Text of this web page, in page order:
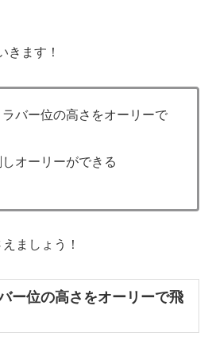
きます！
バー位の高さをオーリーで
オーリーができる
ましょう！
ー位の高さをオーリーで飛